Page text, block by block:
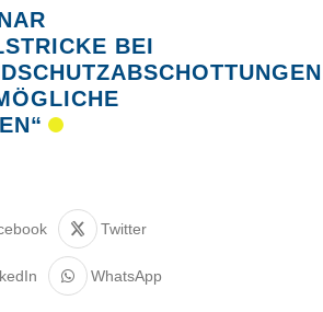
BEI
Twitter
WhatsApp